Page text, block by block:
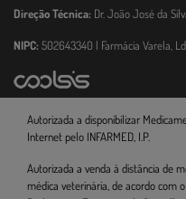
Direção Técnica: Dr. João José da
NIPC: 502643340 | Farmácia Varela,
Autorizada a disponibilizar
Internet pelo INFARMED, I.P.
Autorizada a venda à distância de
médica veterinária, de acordo com